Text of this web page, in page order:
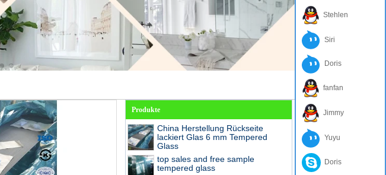
Produkte
China Herstellung Rückseite
lackiert Glas 6 mm Tempered
Glass
top sales and free sample
tempered glass
Stehlen
Siri
Doris
fanfan
Jimmy
Yuyu
Doris